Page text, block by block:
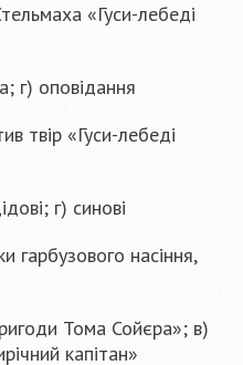
«Гуси-лебеді
г) оповідання
твір «Гуси-лебеді
г) синові
гарбузового насіння,
Тома Сойєра»; в)
капітан»